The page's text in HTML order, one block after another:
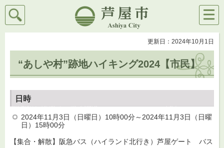
芦屋市
検索
メニ
ュー
更新日：2024年10月1日
“あしや村”跡地ハイキング2024【市民】
日時
2024年11月3日（日曜日）10時00分～2024年11月3日（日曜
日）15時00分
【集合・解散】阪急バス（ハイランド北行き）芦屋ゲート バス